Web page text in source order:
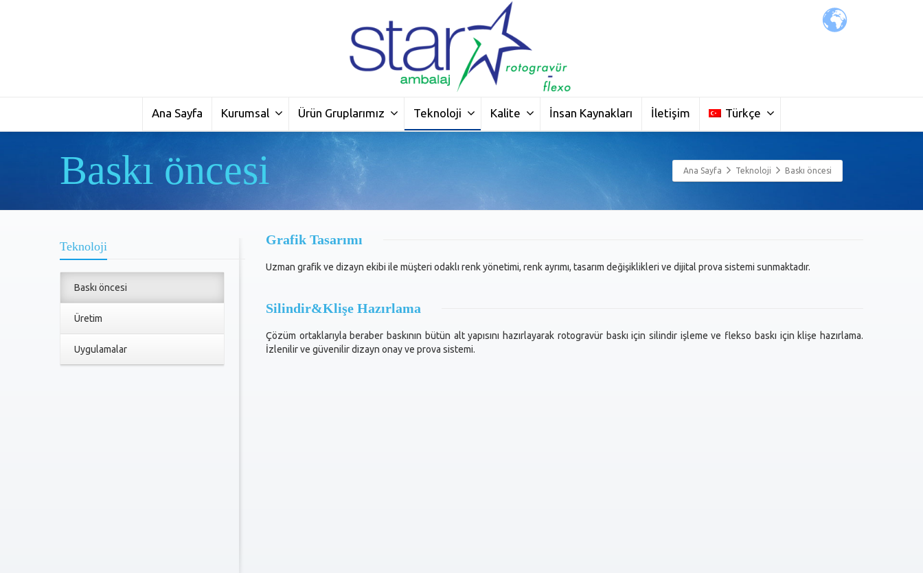
Ana Sayfa Kurumsal Ürün Gruplarımız Teknoloji Kalite İnsan Kaynakları İletişim Türkçe
Baskı öncesi Ana Sayfa Teknoloji Baskı öncesi
Teknoloji
Baskı öncesi
Üretim
Uygulamalar
Grafik Tasarımı
Uzman grafik ve dizayn ekibi ile müşteri odaklı renk yönetimi, renk ayrımı, tasarım değişiklikleri ve dijital prova sistemi sunmaktadır.
Silindir&Klişe Hazırlama
Çözüm ortaklarıyla beraber baskının bütün alt yapısını hazırlayarak rotogravür baskı için silindir işleme ve flekso baskı için klişe hazırlama.
İzlenilir ve güvenilir dizayn onay ve prova sistemi.